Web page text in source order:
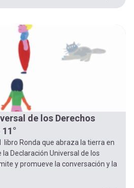
de los Derechos
Ronda que abraza la tierra en
Declaración Universal de los
y promueve la conversación y la